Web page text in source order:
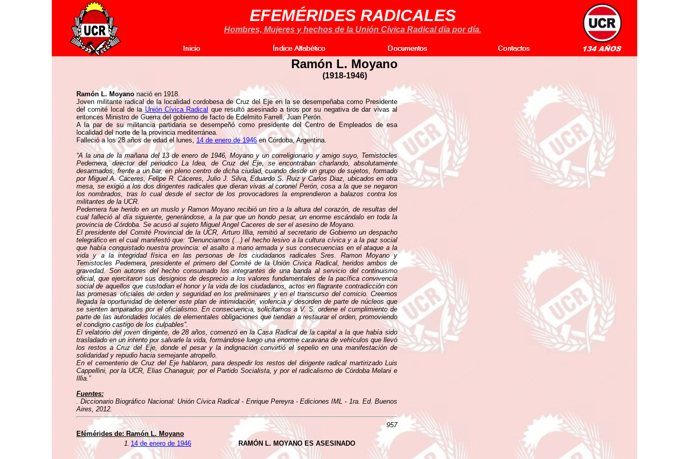
EFEMÉRIDES RADICALES
Hombres, Mujeres y hechos de la Unión Cívica Radical día por día.
Ramón L. Moyano
(1918-1946)
Ramón L. Moyanonació en 1918.
Joven militante radical de la localidad cordobesa de Cruz del Eje en la se desempeñaba como Presidente
del comité local de laUnión Cívica Radical que resultó asesinado a tiros por su negativa de dar vivas al
entonces Ministro de Guerra del gobierno de facto de Edelmito Farrell, Juan Perón.
A la par de su militancia partidaria se desempeñó como presidente del Centro de Empleados de esa
localidad del norte de la provincia mediterránea.
Falleció a los 28 años de edad el lunes, 14 de enero de 1946en Córdoba, Argentina.
“A la una de la mañana del 13 de enero de 1946, Moyano y un correligionario y amigo suyo, Temistocles
Pedernera, director del periodico La Idea, de Cruz del Eje, se encontraban charlando, absolutamente
desarmados, frente a un bar, en pleno centro de dicha ciudad, cuando desde un grupo de sujetos, formado
por Miguel A. Cáceres, Felipe R. Cáceres, Julio J. Silva, Eduardo S. Ruiz y Carlos Diaz, ubicados en otra
mesa, se exigió a los dos dirigentes radicales que dieran vivas al coronel Perón, cosa a la que se negaron
los nombrados, tras lo cual desde el sector de los provocadores la emprendieron a balazos contra los
militantes de la UCR.
Pedernera fue herido en un muslo y Ramon Moyano recibió un tiro a la altura del corazón, de resultas del
cual falleció al día siguiente, generándose, a la par que un hondo pesar, un enorme escándalo en toda la
provincia de Córdoba. Se acusó al sujeto Miguel Angel Caceres de ser el asesino de Moyano.
El presidente del Comité Provincial de la UCR, Arturo Illia, remitió al secretario de Gobierno un despacho
telegráfico en el cual manifestó que: “Denunciamos (...) el hecho lesivo a la cultura cívica y a la paz social
que había conquistado nuestra provincia: el asalto a mano armada y sus consecuencias en el ataque a la
vida y a la integridad física en las personas de los ciudadanos radicales Sres. Ramon Moyano y
Temistocles Pedemera, presidente el primero del Comité de la Unión Cívica Radical, heridos ambos de
gravedad. Son autores del hecho consumado los integrantes de una banda al servicio del continuismo
oficial, que ejercitaron sus designios de desprecio a los valores fundamentales de la pacífica convivencia
social de aquellos que custodian el honor y la vida de los ciudadanos, actos en flagrante contradicción con
las promesas oficiales de orden y seguridad en los preliminares y en el transcurso del comicio. Creemos
llegada la oportunidad de detener este plan de intimidación, violencia y desorden de parte de núcleos que
se sienten amparados por el oficialismo. En consecuencia, solicitamos a V. S. ordene el cumplimiento de
parte de las autoridades locales de elementales obligaciones que tiendan a restaurar el orden, promoviendo
el condigno castigo de los culpables”.
El velatorio del joven dirigente, de 28 años, comenzó en la Casa Radical de la capital a la que había sido
trasladado en un intento por salvarle la vida, formándose luego una enorme caravana de vehículos que llevó
los restos a Cruz del Eje, donde el pesar y la indignación convirtió el sepelio en una manifestación de
solidaridad y repudio hacia semejante atropello.
En el cementerio de Cruz del Eje hablaron, para despedir los restos del dirigente radical martirizado Luis
Cappellini, por la UCR, Elias Chanaguir, por el Partido Socialista, y por el radicalismo de Córdoba Melani e
Illia.”
Fuentes:
. Diccionario Biográfico Nacional: Unión Cívica Radical - Enrique Pereyra - Ediciones IML - 1ra. Ed. Buenos
Aires, 2012.
957
Efémérides de: Ramón L. Moyano
1. 14 de enero de 1946 RAMÓN L. MOYANO ES ASESINADO